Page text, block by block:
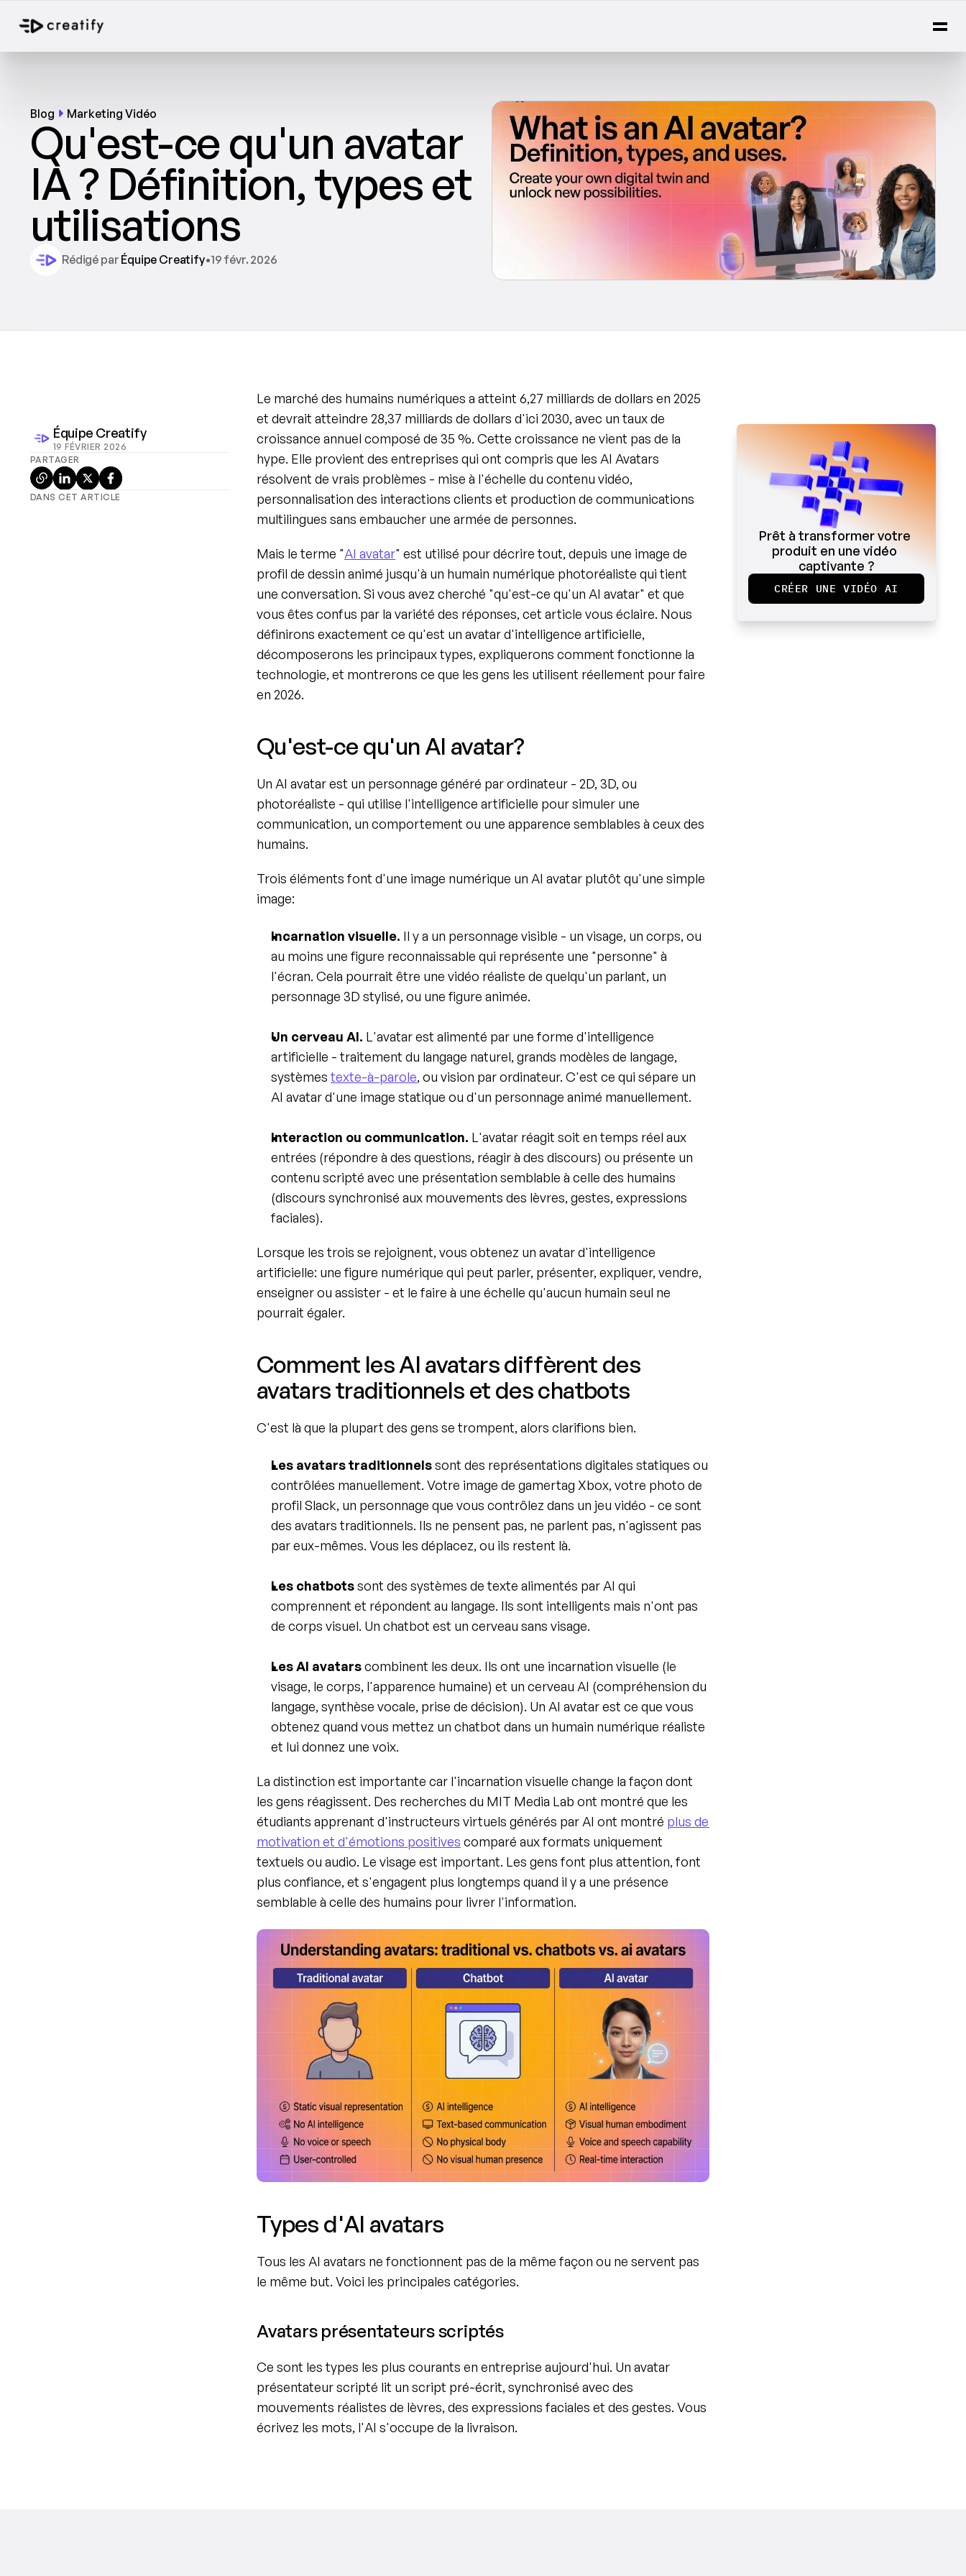
Blog Marketing Vidéo
Qu'est-ce qu'un avatar
IA ? Définition, types et
utilisations
Rédigé par Équipe Creatify•19 févr. 2026
Équipe Creatify
19 FÉVRIER 2026
PARTAGER
DANS CET ARTICLE
Le marché des humains numériques a atteint 6,27 milliards de dollars en 2025
et devrait atteindre 28,37 milliards de dollars d'ici 2030, avec un taux de
croissance annuel composé de 35 %. Cette croissance ne vient pas de la
hype. Elle provient des entreprises qui ont compris que les AI Avatars
résolvent de vrais problèmes - mise à l'échelle du contenu vidéo,
personnalisation des interactions clients et production de communications
multilingues sans embaucher une armée de personnes.
Mais le terme "AI avatar" est utilisé pour décrire tout, depuis une image de
profil de dessin animé jusqu'à un humain numérique photoréaliste qui tient
une conversation. Si vous avez cherché "qu'est-ce qu'un AI avatar" et que
vous êtes confus par la variété des réponses, cet article vous éclaire. Nous
définirons exactement ce qu'est un avatar d'intelligence artificielle,
décomposerons les principaux types, expliquerons comment fonctionne la
technologie, et montrerons ce que les gens les utilisent réellement pour faire
en 2026.
Qu'est-ce qu'un AI avatar?
Un AI avatar est un personnage généré par ordinateur - 2D, 3D, ou
photoréaliste - qui utilise l'intelligence artificielle pour simuler une
communication, un comportement ou une apparence semblables à ceux des
humains.
Trois éléments font d'une image numérique un AI avatar plutôt qu'une simple
image:
Incarnation visuelle. Il y a un personnage visible - un visage, un corps, ou
au moins une figure reconnaissable qui représente une "personne" à
l'écran. Cela pourrait être une vidéo réaliste de quelqu'un parlant, un
personnage 3D stylisé, ou une figure animée.
Un cerveau AI. L'avatar est alimenté par une forme d'intelligence
artificielle - traitement du langage naturel, grands modèles de langage,
systèmes texte-à-parole, ou vision par ordinateur. C'est ce qui sépare un
AI avatar d'une image statique ou d'un personnage animé manuellement.
Interaction ou communication. L'avatar réagit soit en temps réel aux
entrées (répondre à des questions, réagir à des discours) ou présente un
contenu scripté avec une présentation semblable à celle des humains
(discours synchronisé aux mouvements des lèvres, gestes, expressions
faciales).
Lorsque les trois se rejoignent, vous obtenez un avatar d'intelligence
artificielle: une figure numérique qui peut parler, présenter, expliquer, vendre,
enseigner ou assister - et le faire à une échelle qu'aucun humain seul ne
pourrait égaler.
Comment les AI avatars diffèrent des
avatars traditionnels et des chatbots
C'est là que la plupart des gens se trompent, alors clarifions bien.
Les avatars traditionnels sont des représentations digitales statiques ou
contrôlées manuellement. Votre image de gamertag Xbox, votre photo de
profil Slack, un personnage que vous contrôlez dans un jeu vidéo - ce sont
des avatars traditionnels. Ils ne pensent pas, ne parlent pas, n'agissent pas
par eux-mêmes. Vous les déplacez, ou ils restent là.
Les chatbots sont des systèmes de texte alimentés par AI qui
comprennent et répondent au langage. Ils sont intelligents mais n'ont pas
de corps visuel. Un chatbot est un cerveau sans visage.
Les AI avatars combinent les deux. Ils ont une incarnation visuelle (le
visage, le corps, l'apparence humaine) et un cerveau AI (compréhension du
langage, synthèse vocale, prise de décision). Un AI avatar est ce que vous
obtenez quand vous mettez un chatbot dans un humain numérique réaliste
et lui donnez une voix.
La distinction est importante car l'incarnation visuelle change la façon dont
les gens réagissent. Des recherches du MIT Media Lab ont montré que les
étudiants apprenant d'instructeurs virtuels générés par AI ont montré plus de
motivation et d'émotions positives comparé aux formats uniquement
textuels ou audio. Le visage est important. Les gens font plus attention, font
plus confiance, et s'engagent plus longtemps quand il y a une présence
semblable à celle des humains pour livrer l'information.
Types d'AI avatars
Tous les AI avatars ne fonctionnent pas de la même façon ou ne servent pas
le même but. Voici les principales catégories.
Avatars présentateurs scriptés
Ce sont les types les plus courants en entreprise aujourd'hui. Un avatar
présentateur scripté lit un script pré-écrit, synchronisé avec des
mouvements réalistes de lèvres, des expressions faciales et des gestes. Vous
écrivez les mots, l'AI s'occupe de la livraison.
Prêt à transformer votre
produit en une vidéo
captivante ?
CRÉER UNE VIDÉO AI